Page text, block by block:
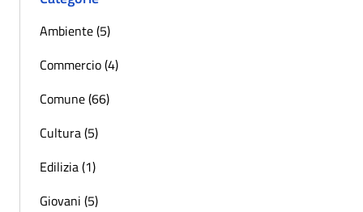
Ambiente (5)
Commercio (4)
Comune (66)
Cultura (5)
Edilizia (1)
Giovani (5)